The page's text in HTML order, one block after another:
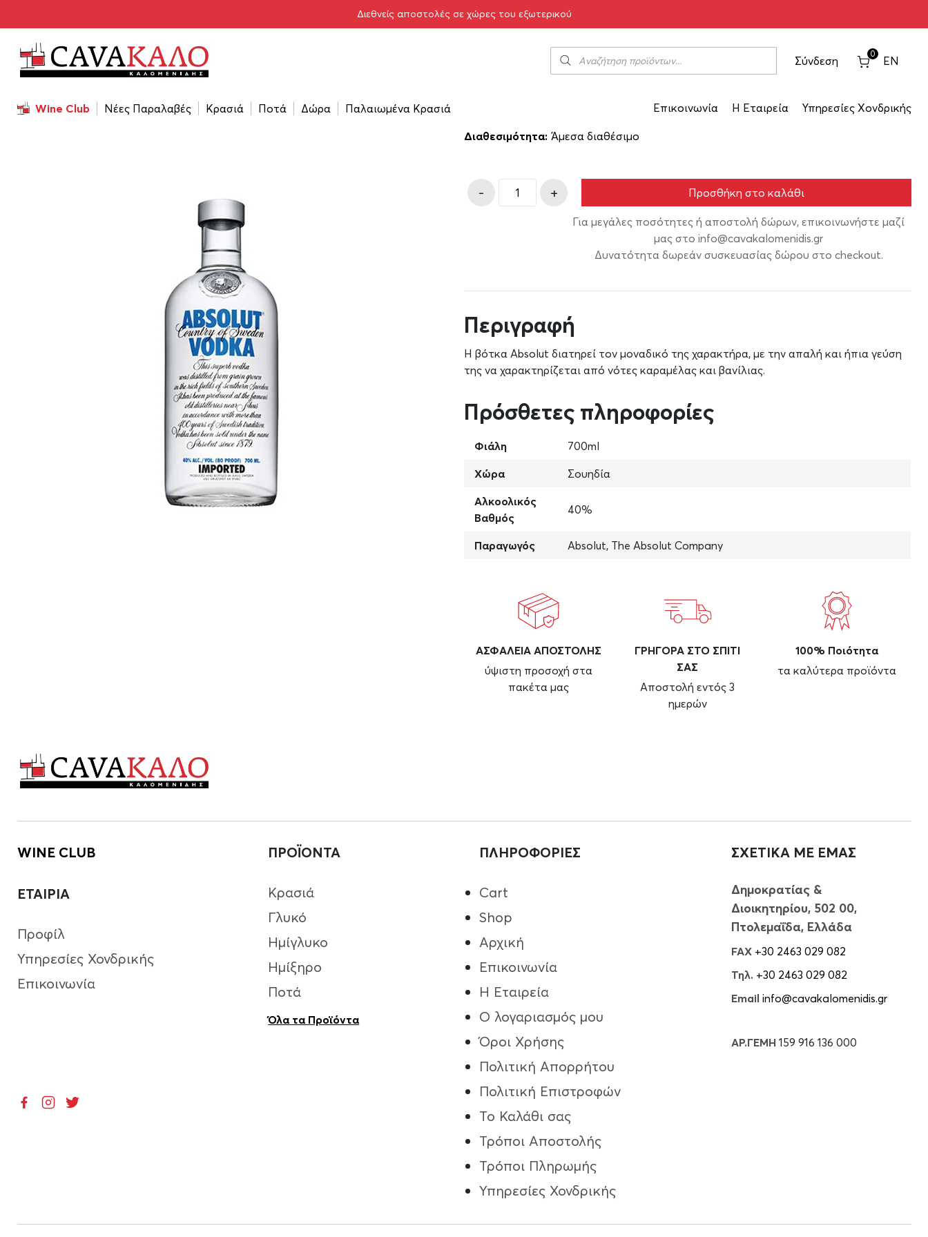
Διεθνείς αποστολές σε χώρες του εξωτερικού
Σύνδεση
0
EN
Wine Club Νέες Παραλαβές Κρασιά Ποτά Δώρα Παλαιωμένα Κρασιά Επικοινωνία Η Εταιρεία Υπηρεσίες Χονδρικής
Absolut 700ml
€
Διαθεσιμότητα: Άμεσα διαθέσιμο
- + Προσθήκη στο καλάθι
Για μεγάλες ποσότητες ή αποστολή δώρων, επικοινωνήστε μαζί
μας στο info@cavakalomenidis.gr
Δυνατότητα δωρεάν συσκευασίας δώρου στο checkout.
Περιγραφή
Η βότκα Absolut διατηρεί τον μοναδικό της χαρακτήρα, με την απαλή και ήπια γεύση
της να χαρακτηρίζεται από νότες καραμέλας και βανίλιας.
Πρόσθετες πληροφορίες
Φιάλη
700ml
Χώρα
Σουηδία
Αλκοολικός
Βαθμός
40%
Παραγωγός Absolut, The Absolut Company
ΑΣΦAΛΕΙΑ ΑΠΟΣΤΟΛΗΣ
ύψιστη προσοχή στα
πακέτα μας
ΓΡΗΓΟΡΑ ΣΤΟ ΣΠΙΤΙ
ΣΑΣ
Αποστολή εντός 3
ημερών
100% Ποιότητα
τα καλύτερα προϊόντα
WINE CLUB
ΕΤΑΙΡΙΑ
Προφίλ
Υπηρεσίες Χονδρικής
Επικοινωνία
ΠΡΟΪΟΝΤΑ
Κρασιά
Γλυκό
Ημίγλυκο
Ημίξηρο
Ποτά
Όλα τα Προϊόντα
ΠΛΗΡΟΦΟΡΙΕΣ
Cart
Shop
Αρχική
Επικοινωνία
Η Εταιρεία
Ο λογαριασμός μου
Όροι Χρήσης
Πολιτική Απορρήτου
Πολιτική Επιστροφών
Το Καλάθι σας
Τρόποι Aποστολής
Τρόποι Πληρωμής
Υπηρεσίες Χονδρικής
ΣΧΕΤΙΚΑ ΜΕ ΕΜΑΣ
Δημοκρατίας &
Διοικητηρίου, 502 00,
Πτολεμαΐδα, Ελλάδα
FAX +30 2463 029 082
Τηλ. +30 2463 029 082
Email info@cavakalomenidis.gr
ΑΡ.ΓΕΜΗ 159 916 136 000